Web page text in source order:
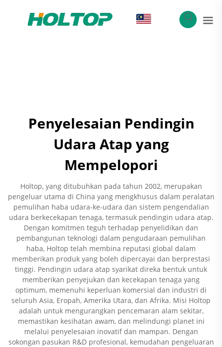
Penyelesaian Pendingin
Udara Atap yang
Mempelopori
Holtop, yang ditubuhkan pada tahun 2002, merupakan
pengeluar utama di China yang mengkhusus dalam peralatan
pemulihan haba udara-ke-udara dan sistem pengendalian
udara berkecekapan tenaga, termasuk pendingin udara atap.
Dengan komitmen teguh terhadap penyelidikan dan
pembangunan teknologi dalam pengudaraan pemulihan
haba, Holtop telah membina reputasi global dalam
memberikan produk yang boleh dipercayai dan berprestasi
tinggi. Pendingin udara atap syarikat direka bentuk untuk
memberikan penyejukan dan kecekapan tenaga yang
optimum, memenuhi keperluan komersial dan industri di
seluruh Asia, Eropah, Amerika Utara, dan Afrika. Misi Holtop
adalah untuk mengurangkan pencemaran alam sekitar,
memastikan kesihatan awam, dan melindungi planet ini
melalui penyelesaian inovatif dan mampan. Dengan
sokongan pasukan R&D profesional, kemudahan pengeluaran